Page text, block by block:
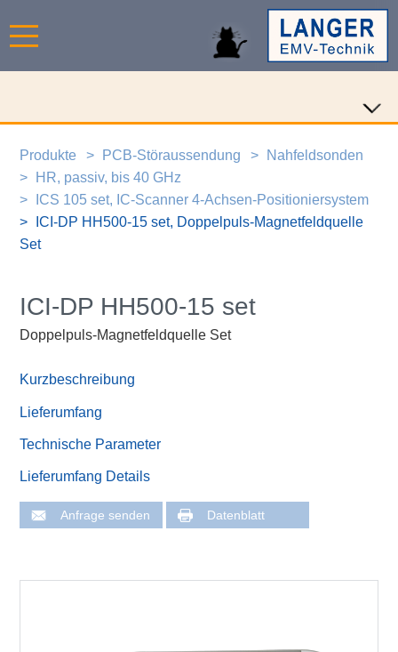
Produkte PCB-Störaussendung
Nahfeldsonden
HR, passiv, bis 40 GHz
ICS 105 set, IC-Scanner 4-Achsen-Positioniersystem
ICI-DP HH500-15 set, Doppelpuls-Magnetfeldquelle
Set
ICI-DP HH500-15 set
Doppelpuls-Magnetfeldquelle Set
Kurzbeschreibung
Lieferumfang
Technische Parameter
Lieferumfang Details
Anfrage senden Datenblatt